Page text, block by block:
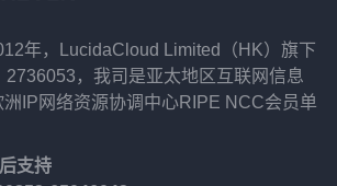
年，LucidaCloud Limited（HK）旗下
2736053，我司是亚太地区互联网信息
IP网络资源协调中心RIPE NCC会员单
支持